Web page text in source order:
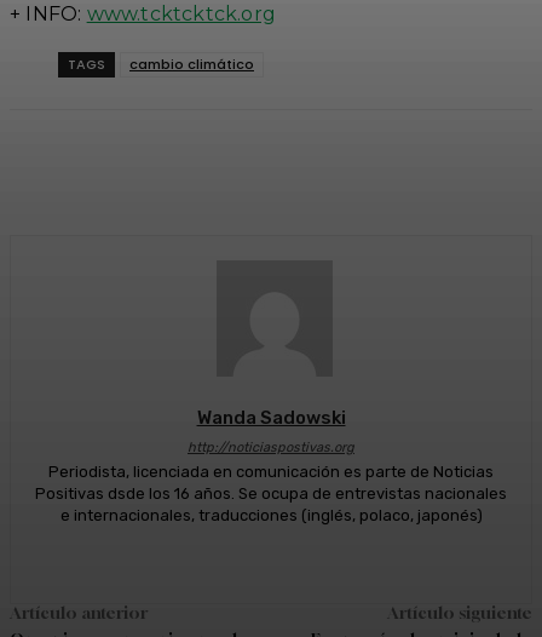
+ INFO: www.tcktcktck.org
TAGS cambio climático
Wanda Sadowski
http://noticiaspostivas.org
Periodista, licenciada en comunicación es parte de Noticias
Positivas dsde los 16 años. Se ocupa de entrevistas nacionales
e internacionales, traducciones (inglés, polaco, japonés)
Artículo anterior Artículo siguiente